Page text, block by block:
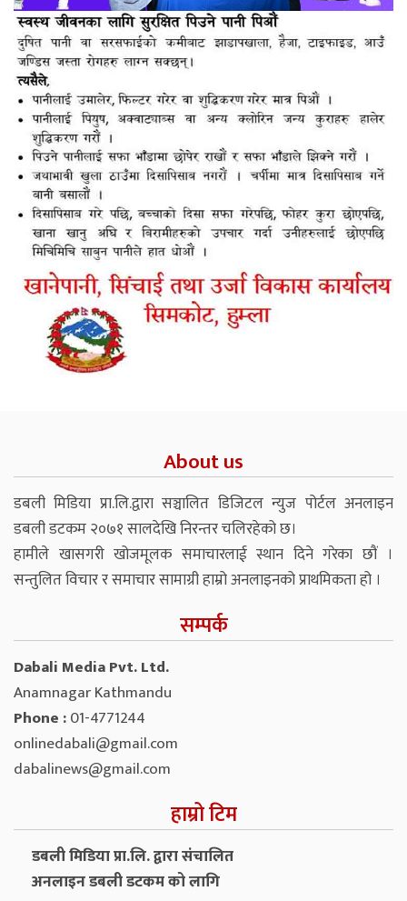
About us
डबली मिडिया प्रा.लि.द्वारा सञ्चालित डिजिटल न्युज पोर्टल अनलाइन
डबली डटकम २०७१ सालदेखि निरन्तर चलिरहेको छ।
हामीले खासगरी खोजमूलक समाचारलाई स्थान दिने गरेका छौं ।
सन्तुलित विचार र समाचार सामाग्री हाम्रो अनलाइनको प्राथमिकता हो ।
सम्पर्क
Dabali Media Pvt. Ltd.
Anamnagar Kathmandu
Phone :01-4771244
onlinedabali@gmail.com
dabalinews@gmail.com
हाम्रो टिम
डबली मिडिया प्रा.लि. द्वारा संचालित
अनलाइन डबली डटकम को लागि